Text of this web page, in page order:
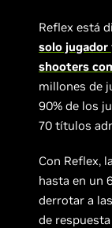
Reflex está
solo jugador
shooters
millones de
90% de los
70 títulos
Con Reflex,
hasta en un
derrotar a
de